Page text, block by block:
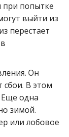
при попытке
выйти из
перестает
Он
сбои. В этом
Еще одна
зимой.
или лобовое